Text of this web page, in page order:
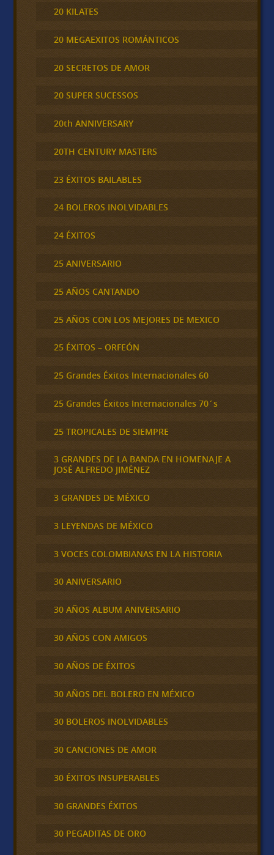
20 KILATES
20 MEGAEXITOS ROMÁNTICOS
20 SECRETOS DE AMOR
20 SUPER SUCESSOS
20th ANNIVERSARY
20TH CENTURY MASTERS
23 ÉXITOS BAILABLES
24 BOLEROS INOLVIDABLES
24 ÉXITOS
25 ANIVERSARIO
25 AÑOS CANTANDO
25 AÑOS CON LOS MEJORES DE MEXICO
25 ÉXITOS – ORFEÓN
25 Grandes Éxitos Internacionales 60
25 Grandes Éxitos Internacionales 70´s
25 TROPICALES DE SIEMPRE
3 GRANDES DE LA BANDA EN HOMENAJE A
JOSÉ ALFREDO JIMÉNEZ
3 GRANDES DE MÉXICO
3 LEYENDAS DE MÉXICO
3 VOCES COLOMBIANAS EN LA HISTORIA
30 ANIVERSARIO
30 AÑOS ALBUM ANIVERSARIO
30 AÑOS CON AMIGOS
30 AÑOS DE ÉXITOS
30 AÑOS DEL BOLERO EN MÉXICO
30 BOLEROS INOLVIDABLES
30 CANCIONES DE AMOR
30 ÉXITOS INSUPERABLES
30 GRANDES ÉXITOS
30 PEGADITAS DE ORO